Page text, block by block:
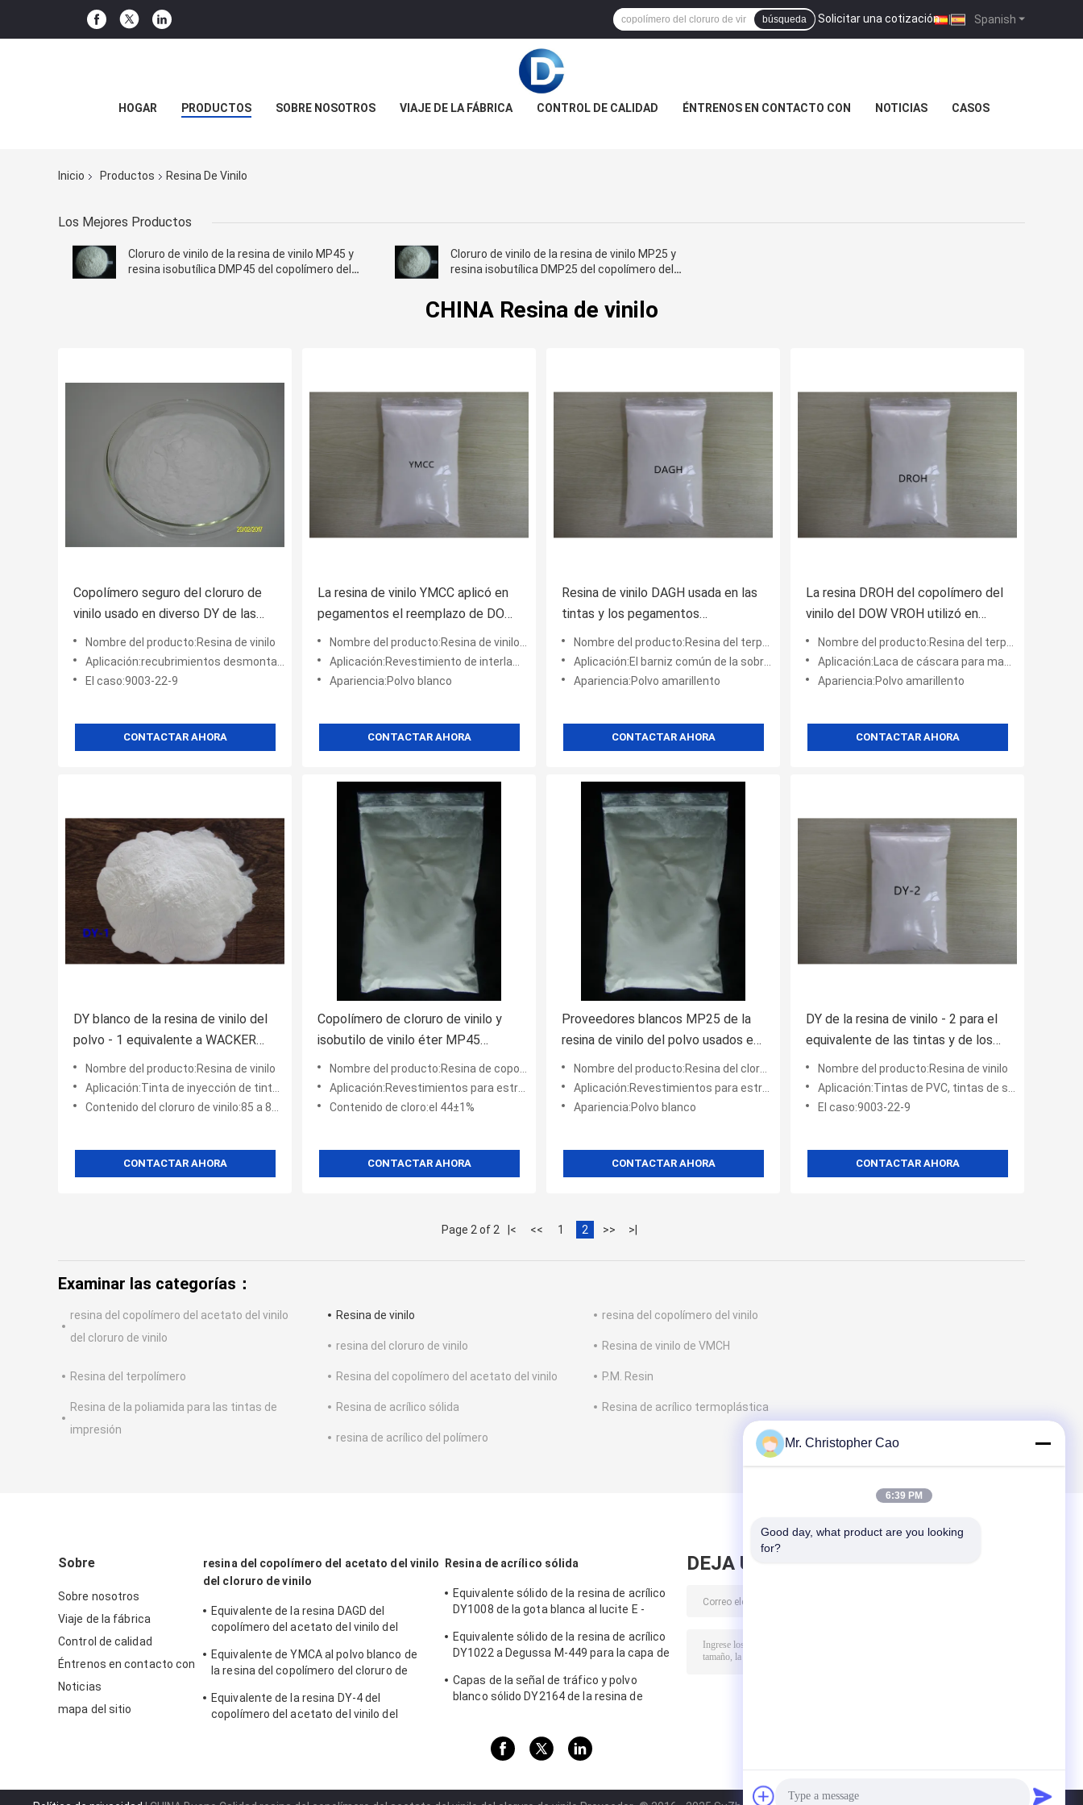
Spanish
Solicitar una cotización |
búsqueda
HOGAR PRODUCTOS SOBRE NOSOTROS VIAJE DE LA FÁBRICA CONTROL DE CALIDAD ÉNTRENOS EN CONTACTO CON NOTICIAS CASOS
Inicio Productos Resina De Vinilo
Los Mejores Productos
Cloruro de vinilo de la resina de vinilo MP45 y
resina isobutílica DMP45 del copolímero del
Cloruro de vinilo de la resina de vinilo MP25 y
resina isobutílica DMP25 del copolímero del
CHINA Resina de vinilo
Copolímero seguro del cloruro de
vinilo usado en diverso DY de las
capas y de los pegamentos de las
tintas - equivalente 2 a Solbin C
Nombre del producto:Resina de vinilo
Aplicación:recubrimientos desmontables, tinta de PVC y papel, tarjetas magnéticas, cables, materiales de espuma
El caso:9003-22-9
CONTACTAR AHORA
La resina de vinilo YMCC aplicó en
pegamentos el reemplazo de DOW
VMCC, 25Kg/bolso
Nombre del producto:Resina de vinilo del grupo carboxilo
Aplicación:Revestimiento de interlaminado, revestimiento de latas, barniz de papel de aluminio, goma de impresi
Apariencia:Polvo blanco
CONTACTAR AHORA
Resina de vinilo DAGH usada en las
tintas y los pegamentos
Countertype del terpolímero del
DOW VAGH
Nombre del producto:Resina del terpolímero del vinilo
Aplicación:El barniz común de la sobreimpresión del metal, la capa resistente a la corrosión para el buque y el
Apariencia:Polvo amarillento
CONTACTAR AHORA
La resina DROH del copolímero del
vinilo del DOW VROH utilizó en
tintas y pinta el reemplazo
Nombre del producto:Resina del terpolímero del vinilo
Aplicación:Laca de cáscara para maquinaria, pintura de mantenimiento industrial, laca de plástico, recubrimient
Apariencia:Polvo amarillento
CONTACTAR AHORA
DY blanco de la resina de vinilo del
polvo - 1 equivalente a WACKER
H15/42 usado para las tintas del
PVC
Nombre del producto:Resina de vinilo
Aplicación:Tinta de inyección de tinta, tinta de PVC, tinta de serigrafía, tinta de papel, material de cable el
Contenido del cloruro de vinilo:85 a 87%
CONTACTAR AHORA
Copolímero de cloruro de vinilo y
isobutilo de vinilo éter MP45
aplicado en tintas de impresión en
grabado
Nombre del producto:Resina de copolímero de vinilo
Aplicación:Revestimientos para estructuras de acero, contenedores, embarcaciones y equipos que trabajan en el a
Contenido de cloro:el 44±1%
CONTACTAR AHORA
Proveedores blancos MP25 de la
resina de vinilo del polvo usados en
las capas para la protección del
transporte y de la construcción
Nombre del producto:Resina del cloruro de vinilo
Aplicación:Revestimientos para estructuras de acero, contenedores, marinos y trabajadores del agua, maquinaria
Apariencia:Polvo blanco
CONTACTAR AHORA
DY de la resina de vinilo - 2 para el
equivalente de las tintas y de los
pegamentos del PVC a la resina
9003-22-9 de WACKER E15/45
Nombre del producto:Resina de vinilo
Aplicación:Tintas de PVC, tintas de serigrafía, tintas de papel, materiales para cables eléctricos
El caso:9003-22-9
CONTACTAR AHORA
Page 2 of 2 |< << 1 2 >> >|
Examinar las categorías：
resina del copolímero del acetato del vinilo
del cloruro de vinilo
Resina de vinilo resina del copolímero del vinilo
resina del cloruro de vinilo Resina de vinilo de VMCH
Resina del terpolímero Resina del copolímero del acetato del vinilo P.M. Resin
Resina de la poliamida para las tintas de
impresión
Resina de acrílico sólida Resina de acrílico termoplástica
resina de acrílico del polímero
Sobre
Sobre nosotros
Viaje de la fábrica
Control de calidad
Éntrenos en contacto con
Noticias
mapa del sitio
resina del copolímero del acetato del vinilo
del cloruro de vinilo
Equivalente de la resina DAGD del
copolímero del acetato del vinilo del
capas
Equivalente de YMCA al polvo blanco de
la resina del copolímero del cloruro de
Equivalente de la resina DY-4 del
copolímero del acetato del vinilo del
Resina de acrílico sólida
Equivalente sólido de la resina de acrílico
DY1008 de la gota blanca al lucite E -
Equivalente sólido de la resina de acrílico
DY1022 a Degussa M-449 para la capa de
Capas de la señal de tráfico y polvo
blanco sólido DY2164 de la resina de
DEJA UN MENSAJE
Mr. Christopher Cao
6:39 PM
Good day, what product are you looking
for?